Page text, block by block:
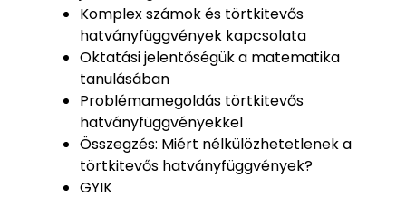
Komplex számok és törtkitevős
hatványfüggvények kapcsolata
Oktatási jelentőségük a matematika
tanulásában
Problémamegoldás törtkitevős
hatványfüggvényekkel
Összegzés: Miért nélkülözhetetlenek a
törtkitevős hatványfüggvények?
GYIK